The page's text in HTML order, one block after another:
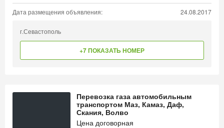
Дата размещения объявления: 24.08.2017
г.Севастополь
+7 ПОКАЗАТЬ НОМЕР
Перевозка газа автомобильным
транспортом Маз, Камаз, Даф,
Скания, Волво
Цена договорная